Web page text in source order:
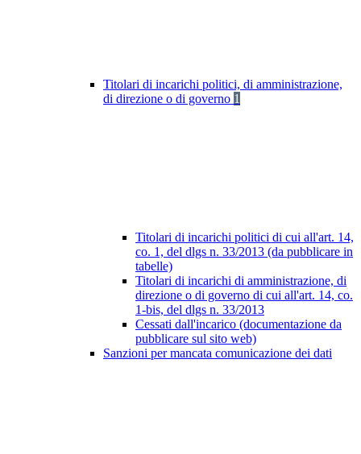
Titolari di incarichi politici, di amministrazione,
di direzione o di governo 1
Titolari di incarichi politici di cui all'art. 14,
co. 1, del dlgs n. 33/2013 (da pubblicare in
tabelle)
Titolari di incarichi di amministrazione, di
direzione o di governo di cui all'art. 14, co.
1-bis, del dlgs n. 33/2013
Cessati dall'incarico (documentazione da
pubblicare sul sito web)
Sanzioni per mancata comunicazione dei dati